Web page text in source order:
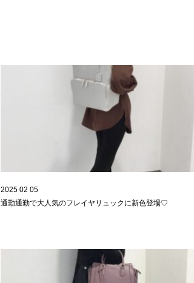
2025 02 05
通勤通勤で大人気のフレイヤリュックに新色登場♡